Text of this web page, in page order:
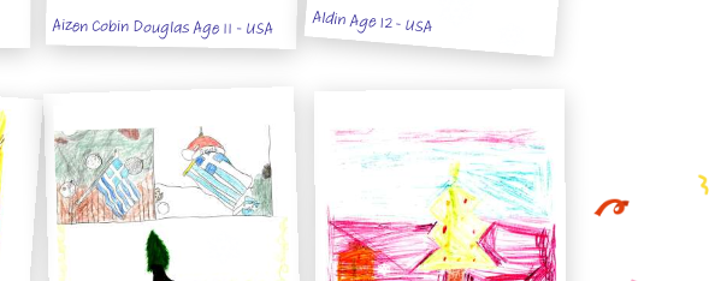
Aizen Cobin Douglas Age 11 - USA Aldin Age 12 - USA